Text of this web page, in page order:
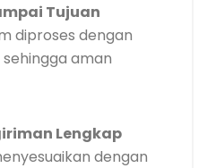
Tujuan
diproses dengan
aman
Lengkap
dengan